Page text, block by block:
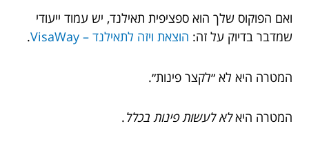
ואם הפוקוס שלך הוא ספציפית תאילנד, יש עמוד ייעודי
שמדבר בדיוק על זה: הוצאת ויזה לתאילנד – VisaWay .
המטרה היא לא ״לקצר פינות״.
המטרה היאלא לעשות פינות בכלל.